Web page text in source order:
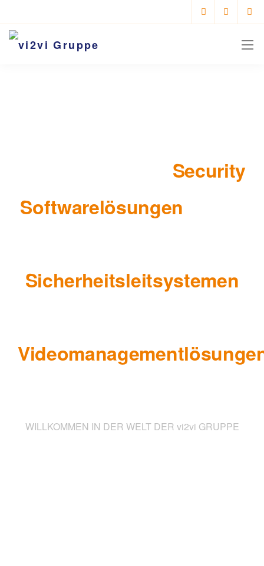
Security
Softwarelösungen
Sicherheitsleitsystemen
WILLKOMMEN IN DER WELT DER vi2vi GRUPPE